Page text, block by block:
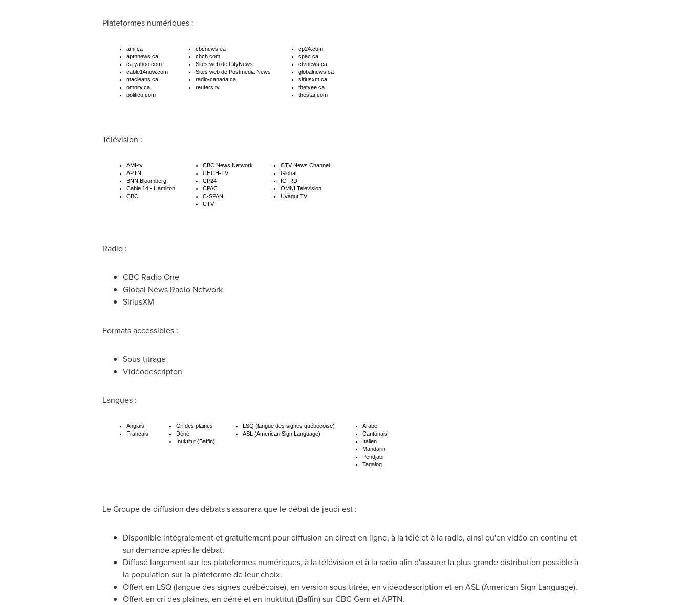
Plateformes numériques :
ami.ca
aptnnews.ca
ca.yahoo.com
cable14now.com
macleans.ca
omnitv.ca
politico.com
cbcnews.ca
chch.com
Sites web de CityNews
Sites web de Postmedia News
radio-canada.ca
reuters.tv
cp24.com
cpac.ca
ctvnews.ca
globalnews.ca
siriusxm.ca
thetyee.ca
thestar.com
Télévision :
AMI-tv
APTN
BNN Bloomberg
Cable 14 - Hamilton
CBC
CBC News Network
CHCH-TV
CP24
CPAC
C-SPAN
CTV
CTV News Channel
Global
ICI RDI
OMNI Television
Uvagut TV
Radio :
CBC Radio One
Global News Radio Network
SiriusXM
Formats accessibles :
Sous-titrage
Vidéodescripton
Langues :
Anglais
Français
Cri des plaines
Déné
Inuktitut (Baffin)
LSQ (langue des signes québécoise)
ASL (American Sign Language)
Arabe
Cantonais
Italien
Mandarin
Pendjabi
Tagalog
Le Groupe dediffusion des débats s'assurera que le débat de jeudi est :
Disponible intégralement et gratuitement pour diffusion en direct en ligne, à la télé et à la radio, ainsi qu'en vidéo en continu et
sur demande après le débat.
Diffusé largement sur les plateformes numériques, à la télévision et à la radio afin d'assurer la plus grande distribution possible à
la population sur la plateforme de leur choix.
Offert en LSQ (langue des signes québécoise), en version sous-titrée, en vidéodescription et en ASL (American Sign Language).
Offert en cri des plaines, en déné et en inuktitut (Baffin) sur CBC Gem et APTN.